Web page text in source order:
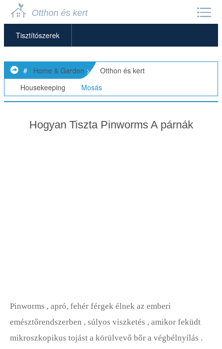
Otthon és kert
Tisztítószerek
Otthon Szervezés
Háztartási Feladatok
Ház Takarítás
# Home & Garden >> Otthon és kert
Housekeeping Mosás
Hogyan Tiszta Pinworms A párnák
Pinworms , apró, fehér férgek élnek az emberi
emésztőrendszerben , súlyos viszketés , amikor feküdt
mikroszkopikus tojást a körülvevő bőr a végbélnyílás .